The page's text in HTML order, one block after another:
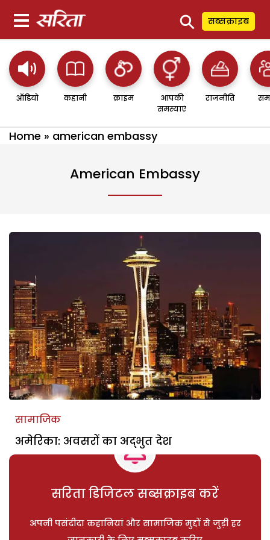
⚲ सब्सक्राइब
ऑडियो कहानी क्राइम
आपकी
समस्याएं
राजनीति
Home » american embassy
American Embassy
सामाजिक
अमेरिका: अवसरों का अद्भुत देश
सरिता डिजिटल सब्सक्राइब करें
अपनी पसंदीदा कहानियां और सामाजिक मुद्दों से जुड़ी हर